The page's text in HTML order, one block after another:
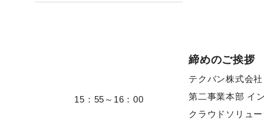
15：55～16：00
締めのご挨拶
テクバン株式会社
第二事業本部 イ
クラウドソリュ